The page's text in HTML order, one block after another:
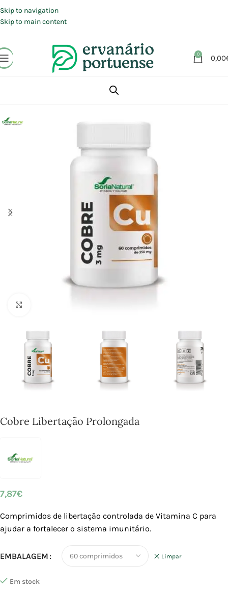
Skip to navigation
Skip to main content
0 0,00
Suplementos alimentares
Cobre Libertação Prolongada
7,87€
Comprimidos de libertação controlada de Vitamina C para
ajudar a fortalecer o sistema imunitário.
EMBALAGEM Limpar
Em stock